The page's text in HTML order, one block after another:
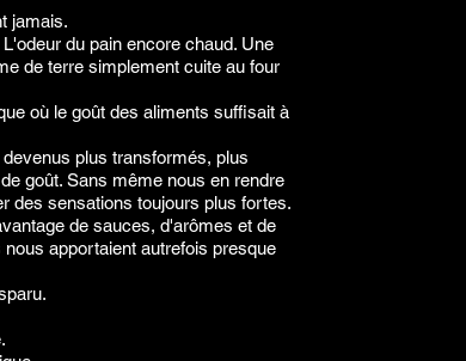
jamais.
du pain encore chaud. Une
de terre simplement cuite au four
où le goût des aliments suffisait à
plus transformés, plus
goût. Sans même nous en rendre
des sensations toujours plus fortes.
de sauces, d'arômes et de
apportaient autrefois presque